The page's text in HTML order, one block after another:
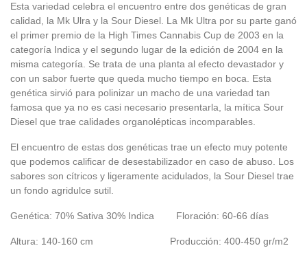
Esta variedad celebra el encuentro entre dos genéticas de gran
calidad, la Mk Ulra y la Sour Diesel . La Mk Ultra por su parte ganó
el primer premio de la High Times Cannabis Cup de 2003 en la
categoría Indica y el segundo lugar de la edición de 2004 en la
misma categoría. Se trata de una planta al efecto devastador y
con un sabor fuerte que queda mucho tiempo en boca. Esta
genética sirvió para polinizar un macho de una variedad tan
famosa que ya no es casi necesario presentarla, la mítica Sour
Diesel que trae calidades organolépticas incomparables
El encuentro de estas dos genéticas trae un efecto muy potente
que podemos calificar de desestabilizador en caso de abuso. Los
sabores son cítricos y ligeramente acidulados , la Sour Diesel trae
un fondo agridulce sutil.
Genética: 70% Sativa 30% Indica Floración: 60-66 días
Altura: 140-160 cm Producción: 400-450 gr/m2